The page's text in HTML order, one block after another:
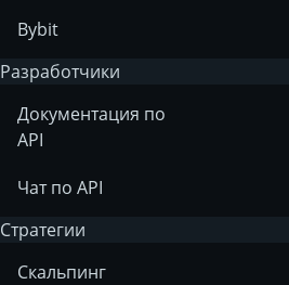
Bybit
Разработчики
Документация по
API
Чат по API
Стратегии
Скальпинг